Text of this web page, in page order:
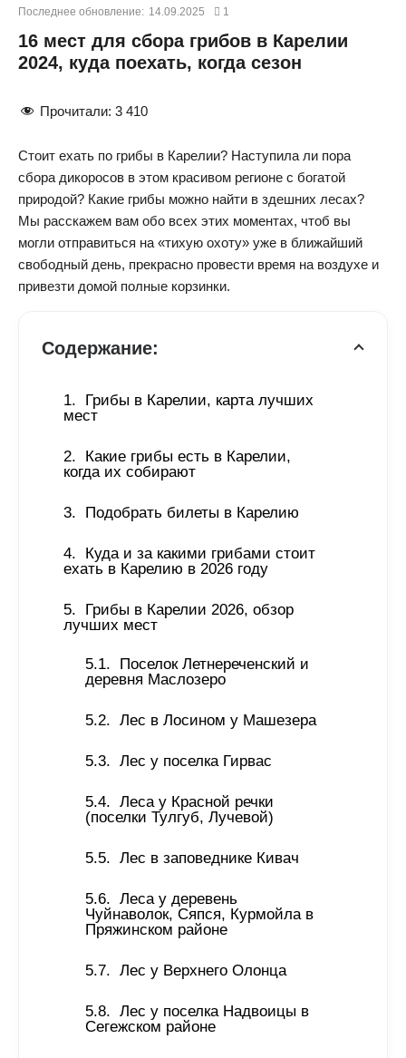
Последнее обновление: 14.09.2025 1
16 мест для сбора грибов в Карелии
2024, куда поехать, когда сезон
Прочитали: 3 410
Стоит ехать по грибы в Карелии? Наступила ли пора
сбора дикоросов в этом красивом регионе с богатой
природой? Какие грибы можно найти в здешних лесах?
Мы расскажем вам обо всех этих моментах, чтоб вы
могли отправиться на «тихую охоту» уже в ближайший
свободный день, прекрасно провести время на воздухе и
привезти домой полные корзинки.
Содержание:
Грибы в Карелии, карта лучших
мест
Какие грибы есть в Карелии,
когда их собирают
Подобрать билеты в Карелию
Куда и за какими грибами стоит
ехать в Карелию в 2026 году
Грибы в Карелии 2026, обзор
лучших мест
Поселок Летнереченский и
деревня Маслозеро
Лес в Лосином у Машезера
Лес у поселка Гирвас
Леса у Красной речки
(поселки Тулгуб, Лучевой)
Лес в заповеднике Кивач
Леса у деревень
Чуйнаволок, Сяпся, Курмойла в
Пряжинском районе
Лес у Верхнего Олонца
Лес у поселка Надвоицы в
Сегежском районе